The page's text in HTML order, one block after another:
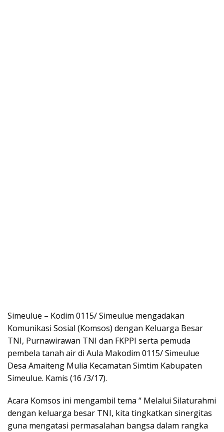
Simeulue – Kodim 0115/ Simeulue mengadakan
Komunikasi Sosial (Komsos) dengan Keluarga Besar
TNI, Purnawirawan TNI dan FKPPI serta pemuda
pembela tanah air di Aula Makodim 0115/ Simeulue
Desa Amaiteng Mulia Kecamatan Simtim Kabupaten
Simeulue. Kamis (16 /3/17).
Acara Komsos ini mengambil tema “ Melalui Silaturahmi
dengan keluarga besar TNI, kita tingkatkan sinergitas
guna mengatasi permasalahan bangsa dalam rangka